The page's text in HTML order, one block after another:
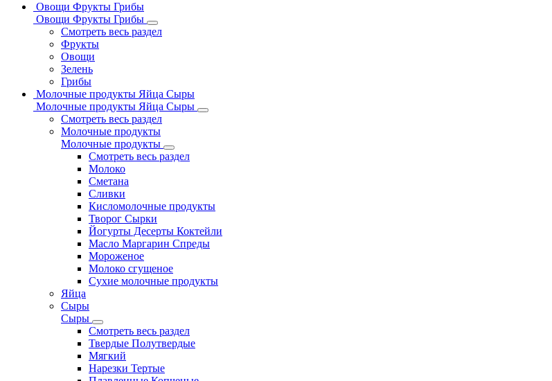
Овощи Фрукты Грибы
Овощи Фрукты Грибы
Смотреть весь раздел
Фрукты
Овощи
Зелень
Грибы
Молочные продукты Яйца Сыры
Молочные продукты Яйца Сыры
Смотреть весь раздел
Молочные продукты
Молочные продукты
Смотреть весь раздел
Молоко
Сметана
Сливки
Кисломолочные продукты
Творог Сырки
Йогурты Десерты Коктейли
Масло Маргарин Спреды
Мороженое
Молоко сгущеное
Сухие молочные продукты
Яйца
Сыры
Сыры
Смотреть весь раздел
Твердые Полутвердые
Мягкий
Нарезки Тертые